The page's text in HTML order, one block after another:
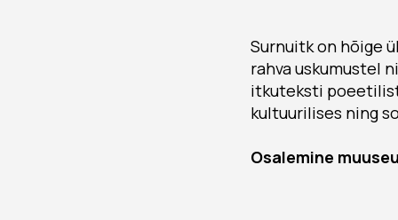
Surnuitk on hõige
rahva uskumustel
itkuteksti
kultuurilises ning
Osalemine